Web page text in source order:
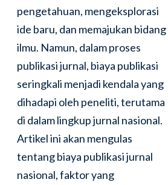
pengetahuan, mengeksplorasi
ide baru, dan memajukan bidang
ilmu. Namun, dalam proses
publikasi jurnal, biaya publikasi
seringkali menjadi kendala yang
dihadapi oleh peneliti, terutama
di dalam lingkup jurnal nasional.
Artikel ini akan mengulas
tentang biaya publikasi jurnal
nasional, faktor yang